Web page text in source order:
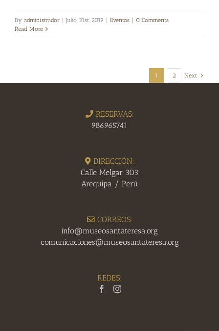
By administrador Julio 31st, 2019 Eventos
0 Comments
Read More
1 2 Next
RESERVAS:
986965741
DIRECCIÓN:
Calle Melgar 303
Arequipa / Perú
CORREOS:
info@museosantateresa.org
comunicaciones@museosantateresa.org
REDES: